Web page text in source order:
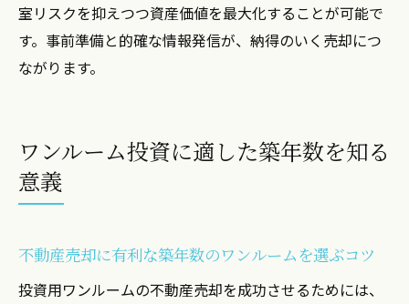
室リスクを抑えつつ資産価値を最大化することが可能で
す。事前準備と的確な情報発信が、納得のいく売却につ
ながります。
ワンルーム投資に適した築年数を知る
意義
不動産売却に有利な築年数のワンルームを選ぶコツ
投資用ワンルームの不動産売却を成功させるためには、